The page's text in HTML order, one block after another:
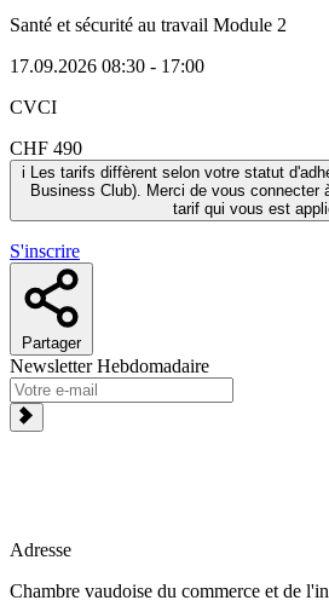
Santé et sécurité au travail Module 2
17.09.2026 08:30 - 17:00
CVCI
CHF 490
i Les tarifs diffèrent selon votre statut d'adhésion
Business Club). Merci de vous connecter à votre compte
tarif qui vous est
S'inscrire
Partager
Newsletter Hebdomadaire
Adresse
Chambre vaudoise du commerce et de